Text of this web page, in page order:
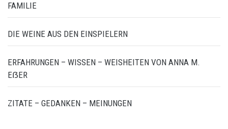
FAMILIE
DIE WEINE AUS DEN EINSPIELERN
ERFAHRUNGEN – WISSEN – WEISHEITEN VON ANNA M.
EẞER
ZITATE – GEDANKEN – MEINUNGEN